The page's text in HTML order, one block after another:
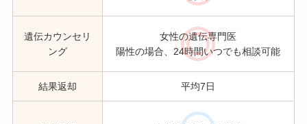
遺伝カウンセリ
ング
女性の遺伝専門医
陽性の場合、24時間いつでも相談可能
結果返却 平均7日